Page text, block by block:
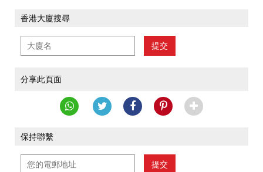
香港大廈搜尋
提交
分享此頁面
保持聯繫
提交